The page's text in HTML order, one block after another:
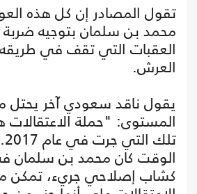
تقول المصادر إن كل هذه
محمد بن سلمان بتوجيه ضربة
العقبات التي تقف في طريقه
العرش.
يقول ناقد سعودي آخر يحتل
المستوى: "حملة
الوقت كان محمد بن سلمان
كشاب إصلاحي جريء، تمكن